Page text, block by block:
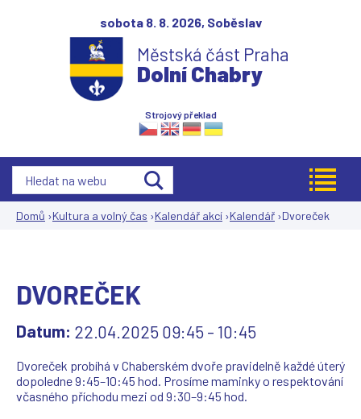
sobota 8. 8. 2026, Soběslav
Městská část Praha
Dolní Chabry
Strojový překlad
Domů ›Kultura a volný čas ›Kalendář akcí ›Kalendář ›Dvoreček
DVOREČEK
Datum: 22.04.2025 09:45 - 10:45
Dvoreček probíhá v Chaberském dvoře pravidelně každé úterý
dopoledne 9:45–10:45 hod. Prosíme maminky o respektování
včasného příchodu mezi od 9:30–9:45 hod.